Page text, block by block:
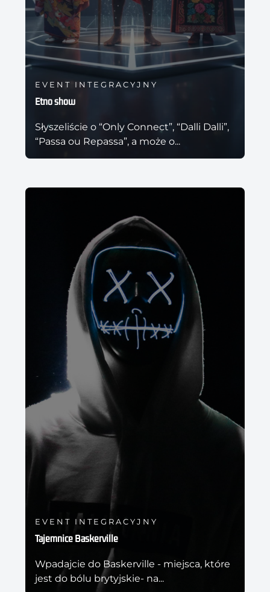
EVENT INTEGRACYJNY
Etno show
Słyszeliście o “Only Connect”, “Dalli Dalli”,
“Passa ou Repassa”, a może o...
EVENT INTEGRACYJNY
Tajemnice Baskerville
Wpadajcie do Baskerville - miejsca, które
jest do bólu brytyjskie- na...